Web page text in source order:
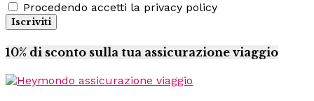
Procedendo accetti la privacy policy
10% di sconto sulla tua assicurazione viaggio